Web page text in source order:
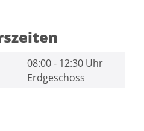
08:00 - 12:30 Uhr
Erdgeschoss